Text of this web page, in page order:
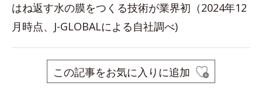
はね返す水の膜をつくる技術が業界初（2024年12
月時点、J-GLOBALによる自社調べ)
この記事をお気に入りに追加